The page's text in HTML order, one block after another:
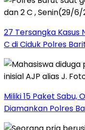
27 Tersangka Kasus
C di Ciduk Polres
Miliki 15 Paket Sabu,
Diamankan Polres